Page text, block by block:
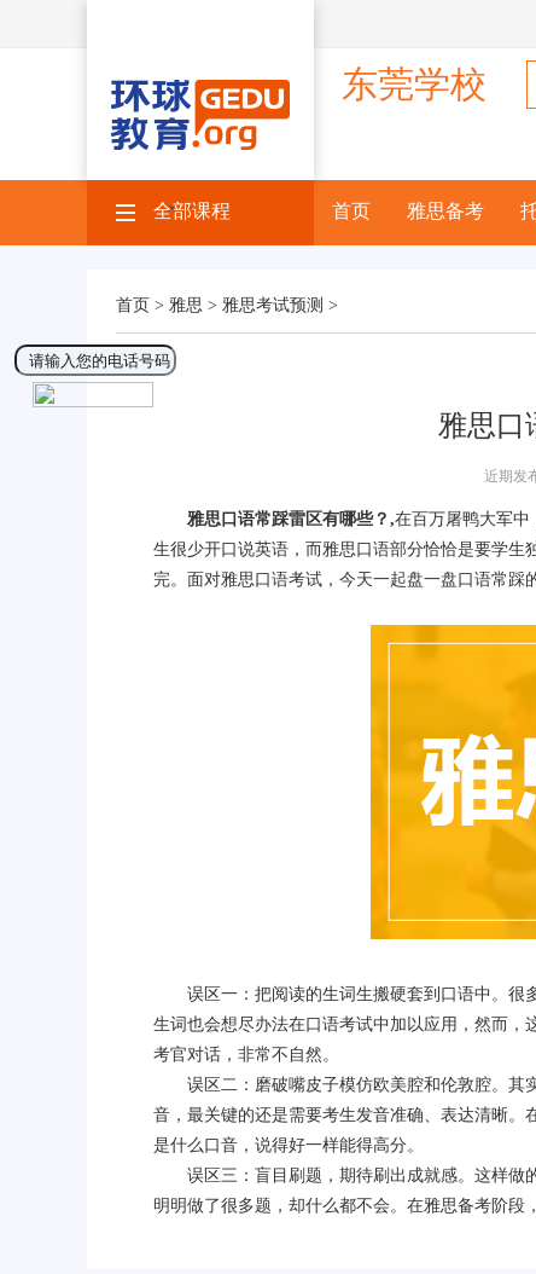
东莞学校
全部课程 首页 雅思备考
首页 > 雅思 > 雅思考试预测 >
雅思口
近期发
雅思口语常踩雷区有哪些？,在百万屠鸭大军中
生很少开口说英语，而雅思口语部分恰恰是要学
完。面对雅思口语考试，今天一起盘一盘口语常踩
误区一：把阅读的生词生搬硬套到口语中。很
生词也会想尽办法在口语考试中加以应用，然而，
考官对话，非常不自然。
误区二：磨破嘴皮子模仿欧美腔和伦敦腔。其
音，最关键的还是需要考生发音准确、表达清晰
是什么口音，说得好一样能得高分。
误区三：盲目刷题，期待刷出成就感。这样做
明明做了很多题，却什么都不会。在雅思备考阶段
×